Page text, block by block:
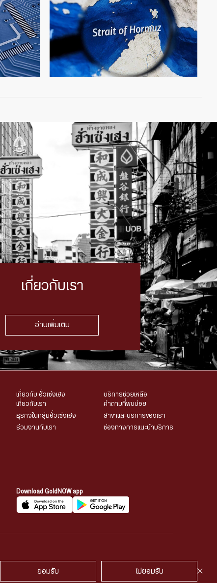
เกี่ยวกับเรา
อ่านเพิ่มเติม
เกี่ยวกับ ฮั่วเซ่งเฮง
เกี่ยวกับเรา
ธุรกิจในกลุ่มฮั่วเซ่งเฮง
ร่วมงานกับเรา
บริการช่วยเหลือ
คำถามที่พบบ่อย
สาขาและบริการของเรา
ช่องทางการแนะนำบริการ
Download GoldNOW app
ไม่ยอมรับ
ยอมรับ